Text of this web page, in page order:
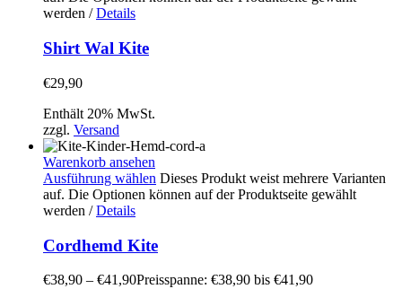
werden / Details
Shirt Wal Kite
€29,90
Enthält 20% MwSt.
zzgl. Versand
Warenkorb ansehen
Ausführung wählen Dieses Produkt weist mehrere Varianten
auf. Die Optionen können auf der Produktseite gewählt
werden / Details
Cordhemd Kite
€38,90 – €41,90Preisspanne: €38,90 bis €41,90